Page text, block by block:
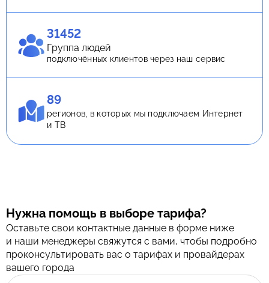
31452
Группа людей
подключённых клиентов через наш сервис
89
регионов, в которых мы подключаем Интернет
и ТВ
Нужна помощь в выборе тарифа?
Оставьте свои контактные данные в форме ниже
и наши менеджеры свяжутся с вами, чтобы подробно
проконсультировать вас о тарифах и провайдерах
вашего города